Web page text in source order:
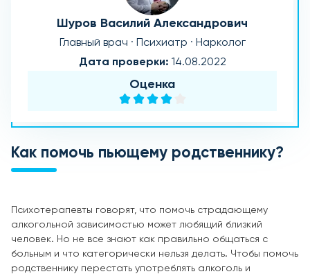
Шуров Василий Александрович
Главный врач · Психиатр · Нарколог
Дата проверки: 14.08.2022
Оценка
Как помочь пьющему родственнику?
Психотерапевты говорят, что помочь страдающему
алкогольной зависимостью может любящий близкий
человек. Но не все знают как правильно общаться с
больным и что категорически нельзя делать. Чтобы помочь
родственнику перестать употреблять алкоголь и